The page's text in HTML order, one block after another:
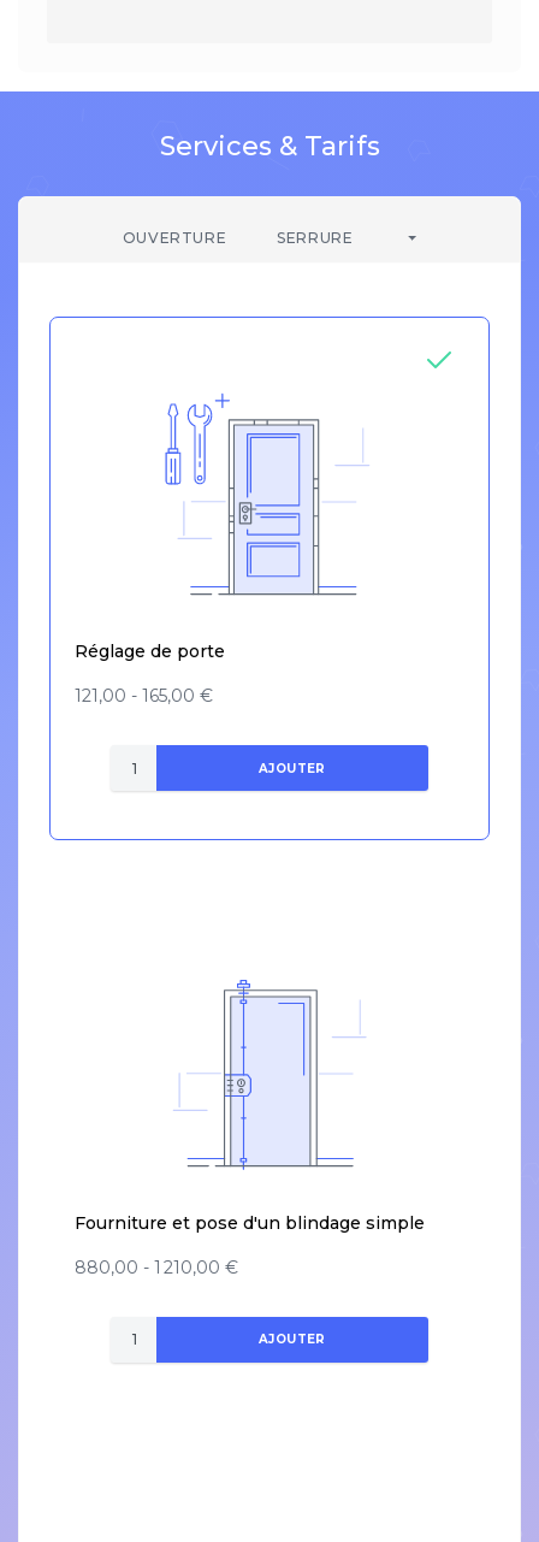
Services & Tarifs
OUVERTURE SERRURE
Réglage de porte
121,00 - 165,00 €
AJOUTER
Fourniture et pose d'un blindage simple
880,00 - 1 210,00 €
AJOUTER